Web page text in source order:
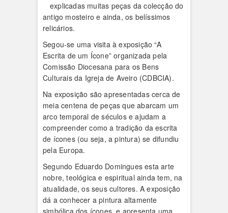
explicadas muitas peças da colecção do
antigo mosteiro e ainda, os belíssimos
relicários.
Segou-se uma visita à exposição “A
Escrita de um Ícone” organizada pela
Comissão Diocesana para os Bens
Culturais da Igreja de Aveiro (CDBCIA).
Na exposição são apresentadas cerca de
meia centena de peças que abarcam um
arco temporal de séculos e ajudam a
compreender como a tradição da escrita
de ícones (ou seja, a pintura) se difundiu
pela Europa.
Segundo Eduardo Domingues esta arte
nobre, teológica e espiritual ainda tem, na
atualidade, os seus cultores. A exposição
dá a conhecer a pintura altamente
simbólica dos ícones, e apresenta uma